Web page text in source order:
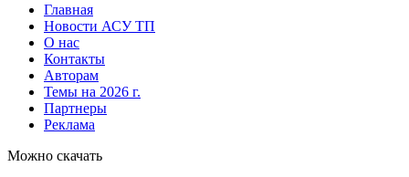
Главная
Новости АСУ ТП
О нас
Контакты
Авторам
Темы на 2026 г.
Партнеры
Реклама
Можно скачать